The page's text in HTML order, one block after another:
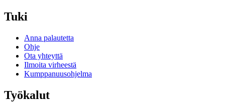
Tuki
Anna palautetta
Ohje
Ota yhteyttä
Ilmoita virheestä
Kumppanuusohjelma
Työkalut